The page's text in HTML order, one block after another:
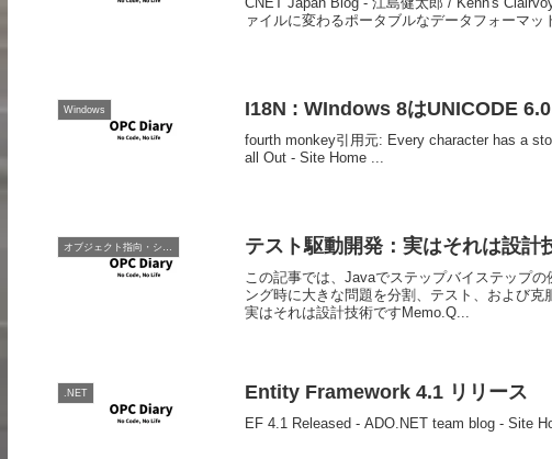
ァイルに変わるポータブルなデータフォーマ
Windows I18N : WIndows 8はUNICODE
fourth monkey引用元: Every character has a
all Out - Site Home ...
テスト駆動開発：実はそれは設計
この記事では、Javaでステップバイステップ
ング時に大きな問題を分割、テスト、および
実はそれは設計技術ですMemo.Q...
.NET Entity Framework 4.1 リリース
EF 4.1 Released - ADO.NET team blog - Site